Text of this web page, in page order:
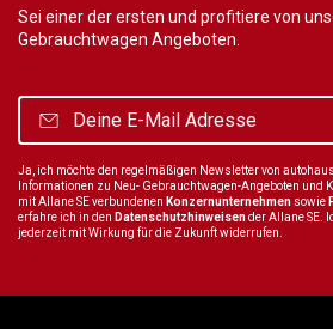
Sei einer der ersten und profitiere von
Gebrauchtwagen Angeboten.
Ja, ich möchte den regelmäßigen Newsletter von
Informationen zu Neu- Gebrauchtwagen-Angeboten und
mit Allane SE verbundenen Konzernunternehmen sowie
erfahre ich in den Datenschutzhinweisender Allane SE.
jederzeit mit Wirkung für die Zukunft widerrufen.